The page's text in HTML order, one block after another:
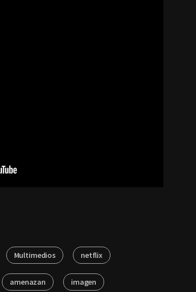
Multimedios netflix
amenazan imagen